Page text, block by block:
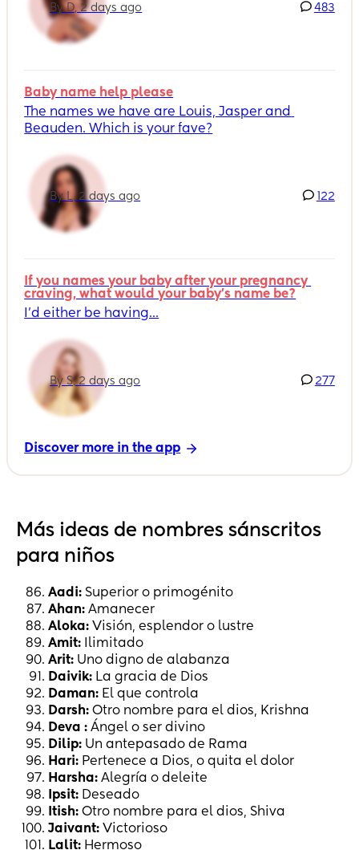
By D, 2 days ago 483
Baby name help please
The names we have are Louis, Jasper and
Beauden. Which is your fave?
By L, 2 days ago 122
If you names your baby after your pregnancy
craving, what would your baby's name be?
I’d either be having...
By S, 2 days ago 277
Discover more in the app
Más ideas de nombres sánscritos
para niños
Aadi: Superior o primogénito
Ahan: Amanecer
Aloka: Visión, esplendor o lustre
Amit: Ilimitado
Arit: Uno digno de alabanza
Daivik: La gracia de Dios
Daman: El que controla
Darsh: Otro nombre para el dios, Krishna
Deva : Ángel o ser divino
Dilip: Un antepasado de Rama
Hari: Pertenece a Dios, o quita el dolor
Harsha: Alegría o deleite
Ipsit: Deseado
Itish: Otro nombre para el dios, Shiva
Jaivant: Victorioso
Lalit: Hermoso